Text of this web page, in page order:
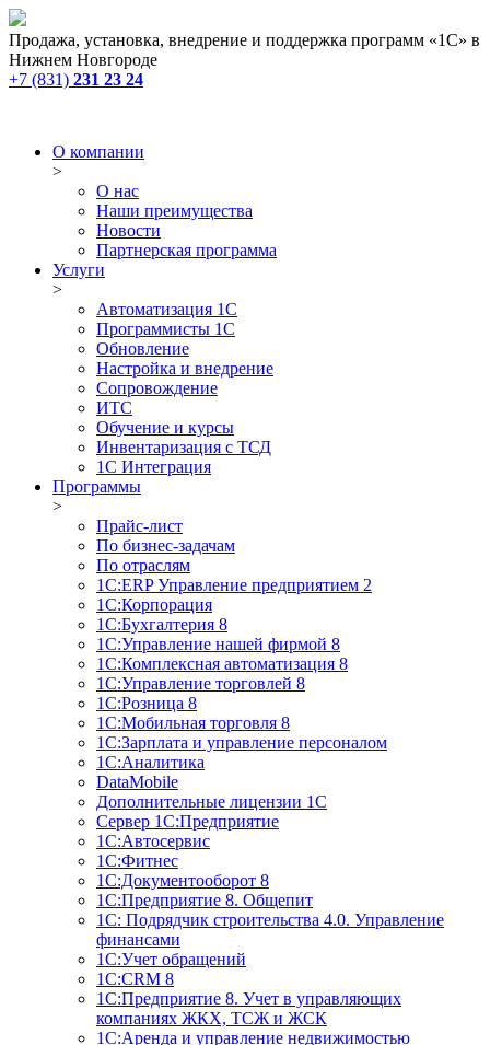
Продажа, установка, внедрение и поддержка программ «1С» в
Нижнем Новгороде
+7 (831) 231 23 24
О компании
>
О нас
Наши преимущества
Новости
Партнерская программа
Услуги
>
Автоматизация 1С
Программисты 1С
Обновление
Настройка и внедрение
Сопровождение
ИТС
Обучение и курсы
Инвентаризация с ТСД
1С Интеграция
Программы
>
Прайс-лист
По бизнес-задачам
По отраслям
1C:ERP Управление предприятием 2
1С:Корпорация
1С:Бухгалтерия 8
1С:Управление нашей фирмой 8
1С:Комплексная автоматизация 8
1С:Управление торговлей 8
1С:Розница 8
1С:Мобильная торговля 8
1С:Зарплата и управление персоналом
1С:Аналитика
DataMobile
Дополнительные лицензии 1С
Сервер 1С:Предприятие
1С:Автосервис
1С:Фитнес
1С:Документооборот 8
1С:Предприятие 8. Общепит
1С: Подрядчик строительства 4.0. Управление
финансами
1С:Учет обращений
1C:CRM 8
1С:Предприятие 8. Учет в управляющих
компаниях ЖКХ, ТСЖ и ЖСК
1С:Аренда и управление недвижимостью